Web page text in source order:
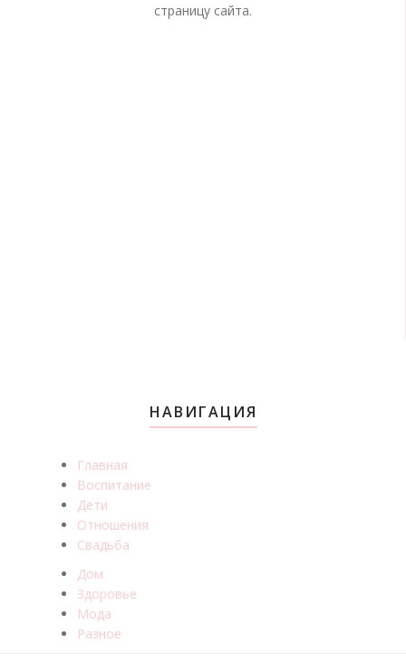
страницу сайта.
НАВИГАЦИЯ
Главная
Воспитание
Дети
Отношения
Свадьба
Дом
Здоровье
Мода
Разное